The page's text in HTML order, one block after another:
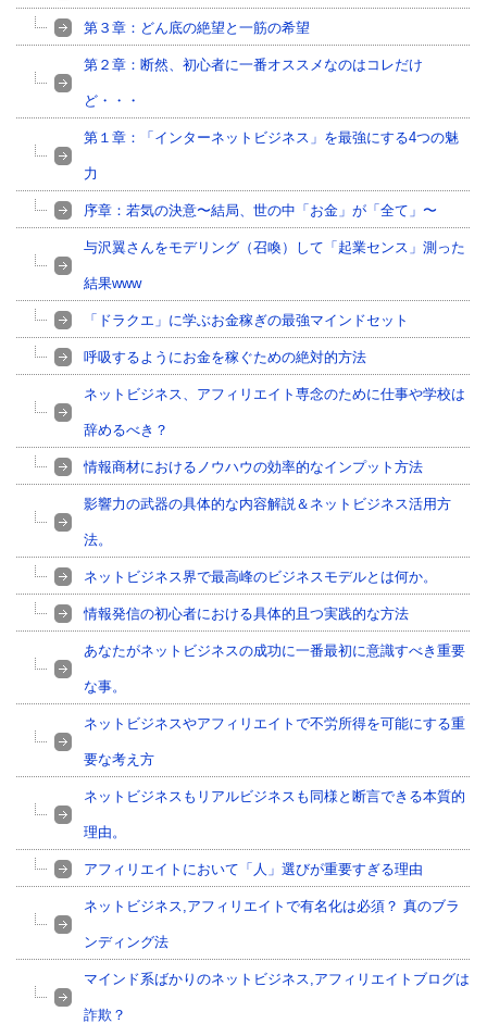
第３章：どん底の絶望と一筋の希望
第２章：断然、初心者に一番オススメなのはコレだけ
ど・・・
第１章：「インターネットビジネス」を最強にする4つの魅
力
序章：若気の決意〜結局、世の中「お金」が「全て」〜
与沢翼さんをモデリング（召喚）して「起業センス」測った
結果www
「ドラクエ」に学ぶお金稼ぎの最強マインドセット
呼吸するようにお金を稼ぐための絶対的方法
ネットビジネス、アフィリエイト専念のために仕事や学校は
辞めるべき？
情報商材におけるノウハウの効率的なインプット方法
影響力の武器の具体的な内容解説＆ネットビジネス活用方
法。
ネットビジネス界で最高峰のビジネスモデルとは何か。
情報発信の初心者における具体的且つ実践的な方法
あなたがネットビジネスの成功に一番最初に意識すべき重要
な事。
ネットビジネスやアフィリエイトで不労所得を可能にする重
要な考え方
ネットビジネスもリアルビジネスも同様と断言できる本質的
理由。
アフィリエイトにおいて「人」選びが重要すぎる理由
ネットビジネス,アフィリエイトで有名化は必須？ 真のブラ
ンディング法
マインド系ばかりのネットビジネス,アフィリエイトブログは
詐欺？